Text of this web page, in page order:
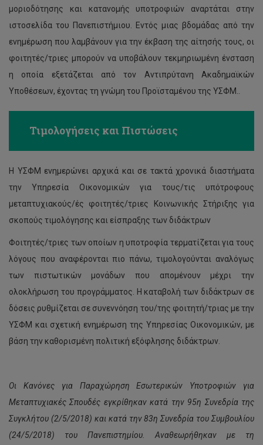
μοριοδότησης και κατανομής υποτροφιών αναρτάται στην
ιστοσελίδα του Πανεπιστήμιου. Εντός μιας βδομάδας από την
ενημέρωση που λαμβάνουν για την έκβαση της αίτησής τους, οι
φοιτητές/τριες μπορούν να υποβάλουν τεκμηριωμένη ένσταση
η οποία εξετάζεται από τον Αντιπρύτανη Ακαδημαϊκών
Υποθέσεων, έχοντας τη γνώμη του Προϊσταμένου της ΥΣΦΜ..
Τιμολογήσεις και Πιστώσεις
Η ΥΣΦΜ ενημερώνει αρχικά και σε τακτά χρονικά διαστήματα
την Υπηρεσία Οικονομικών για τους/τις υπότροφους
μεταπτυχιακούς/ές φοιτητές/τριες Κοινωνικής Στήριξης για
σκοπούς τιμολόγησης και είσπραξης των διδάκτρων
Φοιτητές/τριες των οποίων η υποτροφία τερματίζεται για τους
λόγους που αναφέρονται πιο πάνω, τιμολογούνται αναλόγως
των πιστωτικών μονάδων που απομένουν μέχρι την
ολοκλήρωση του προγράμματος. Η καταβολή των διδάκτρων σε
δόσεις ρυθμίζεται σε συνεννόηση του/της φοιτητή/τριας με την
ΥΣΦΜ και σχετική ενημέρωση της Υπηρεσίας Οικονομικών, με
βάση την καθορισμένη πολιτική εξόφλησης διδάκτρων.
Οι Κανόνες για Παραχώρηση Εσωτερικών Υποτροφιών για
Μεταπτυχιακές Σπουδές εγκρίθηκαν κατά την 95η Συνεδρία της
Συγκλήτου (2/5/2018) και κατά την 83η Συνεδρία του Συμβουλίου
(24/5/2018) του Πανεπιστημίου.
Αναθεωρήθηκαν με τη